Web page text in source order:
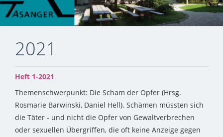
2021
Heft 1-2021
Themenschwerpunkt: Die Scham der Opfer (Hrsg.
Rosmarie Barwinski, Daniel Hell). Schämen müssten sich
die Täter - und nicht die Opfer von Gewaltverbrechen
oder sexuellen Übergriffen, die oft keine Anzeige gegen